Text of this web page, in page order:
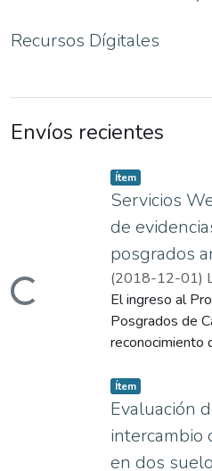
Recursos Dígitales
Envíos recientes
Item type:
Ítem ,
Servicios
de
posgrados
(2018-12-01)
0000-0003-
1077-3210;
asesorTesis;
Guillermo
El ingreso al
Posgrados de
reconocimiento
requiere un
académica del
(NAB) y de los
recolectar,
Item type:
Ítem ,
Evaluación
intercambio
en dos